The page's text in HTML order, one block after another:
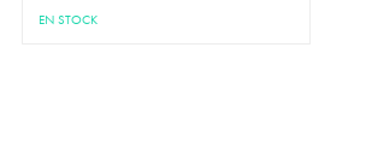
EN STOCK